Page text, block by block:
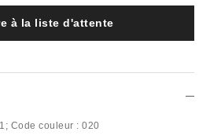
à la liste d'attente
Code couleur : 020